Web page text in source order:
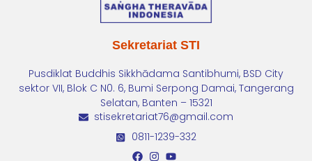
Sekretariat STI
Pusdiklat Buddhis Sikkhādama Santibhumi, BSD City
sektor VII, Blok C N0. 6, Bumi Serpong Damai, Tangerang
Selatan, Banten – 15321
stisekretariat76@gmail.com
0811-1239-332